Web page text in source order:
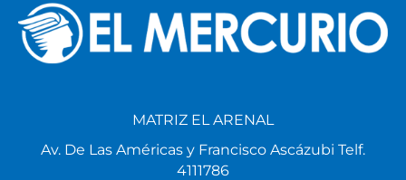
MATRIZ EL ARENAL
Av. De Las Américas y Francisco Ascázubi Telf.
4111786